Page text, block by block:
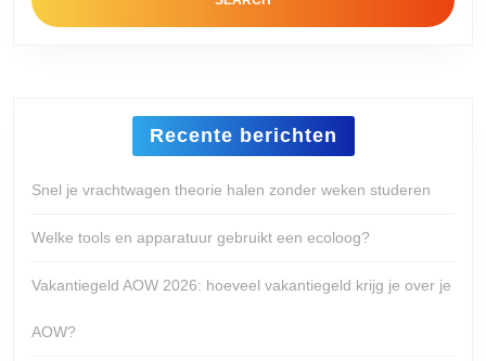
Recente berichten
Snel je vrachtwagen theorie halen zonder weken studeren
Welke tools en apparatuur gebruikt een ecoloog?
Vakantiegeld AOW 2026: hoeveel vakantiegeld krijg je over je
AOW?